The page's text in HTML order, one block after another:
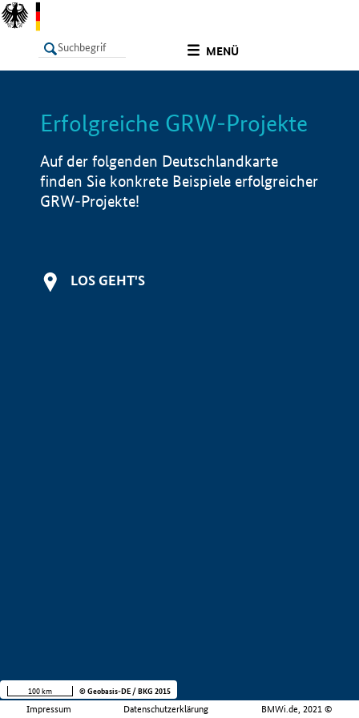
MENÜ
LISTE Info
Erfolgreiche GRW-Projekte
Auf der folgenden Deutschlandkarte
finden Sie konkrete Beispiele erfolgreicher
GRW-Projekte!
LOS GEHT'S
Impressum Datenschutzerklärung BMWi.de, 2021 ©
100 km © Geobasis-DE / BKG 2015